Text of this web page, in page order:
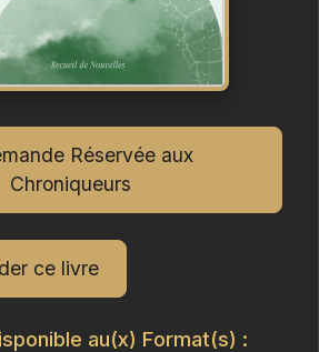
Réservée aux
Chroniqueurs
ce livre
au(x) Format(s) :